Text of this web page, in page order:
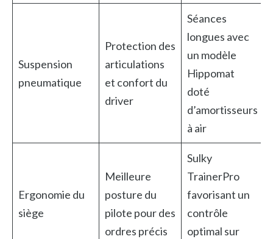
Suspension
pneumatique
Protection des
articulations
et confort du
driver
Séances
longues avec
un modèle
Hippomat
doté
d’amortisseurs
à air
Ergonomie du
siège
Meilleure
posture du
pilote pour des
ordres précis
Sulky
TrainerPro
favorisant un
contrôle
optimal sur